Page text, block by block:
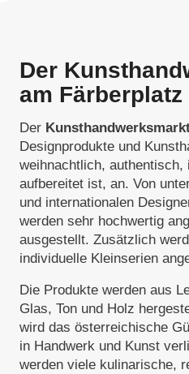
Der
am Färberplatz
Der
Designprodukte und
weihnachtlich,
aufbereitet ist, an. Von
und internationalen
werden sehr hochwertig
ausgestellt. Zusätzlich
individuelle Kleinserien
Die Produkte werden aus
Glas, Ton und Holz
wird das österreichische
in Handwerk und Kunst
werden viele kulinarische,